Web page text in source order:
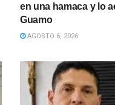
en una hamaca y lo
Guamo
AGOSTO 6, 2026